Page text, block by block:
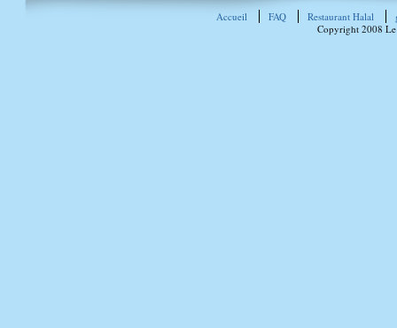
Accueil FAQ Restaurant Halal
Copyright 2008